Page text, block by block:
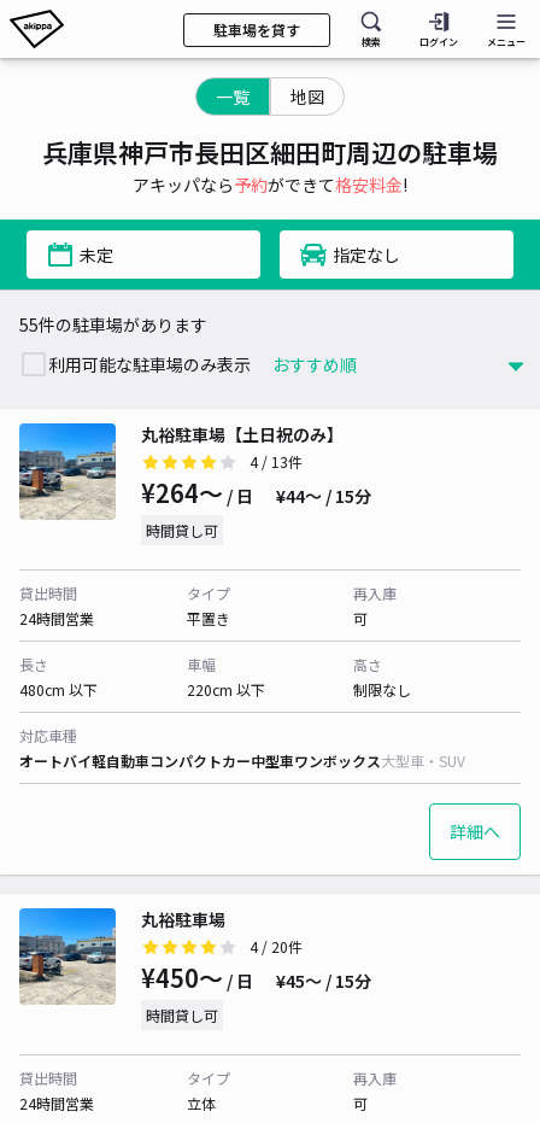
駐車場を貸す
検索 ログイン メニュー
一覧 地図
兵庫県神戸市長田区細田町周辺の駐車場
アキッパなら予約ができて格安料金!
未定 指定なし
55件の駐車場があります
利用可能な駐車場のみ表示
丸裕駐車場【土日祝のみ】
4/ 13件
¥264〜 / 日 ¥44〜 / 15分
時間貸し可
貸出時間
24時間営業
タイプ
平置き
再入庫
可
長さ
480cm 以下
車幅
220cm 以下
高さ
制限なし
対応車種
オートバイ軽自動車コンパクトカー中型車ワンボックス大型車・SUV
詳細へ
丸裕駐車場
4/ 20件
¥450〜 / 日 ¥45〜 / 15分
時間貸し可
貸出時間
24時間営業
タイプ
立体
再入庫
可